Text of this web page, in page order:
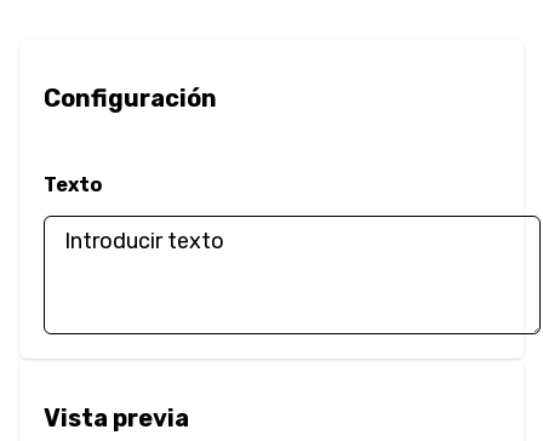
Sombra de Caja
Contorno
Configuración
Texto
Vista previa